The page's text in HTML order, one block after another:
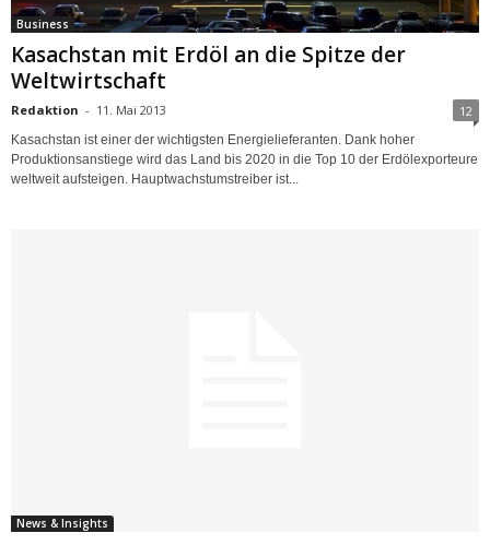
Business
Kasachstan mit Erdöl an die Spitze der
Weltwirtschaft
Redaktion - 11. Mai 2013 12
Kasachstan ist einer der wichtigsten Energielieferanten. Dank hoher
Produktionsanstiege wird das Land bis 2020 in die Top 10 der Erdölexporteure
weltweit aufsteigen. Hauptwachstumstreiber ist...
News & Insights